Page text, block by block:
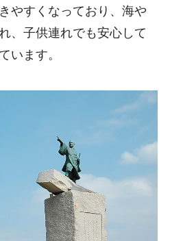
やすくなっており、海や
、子供連れでも安心して
います。